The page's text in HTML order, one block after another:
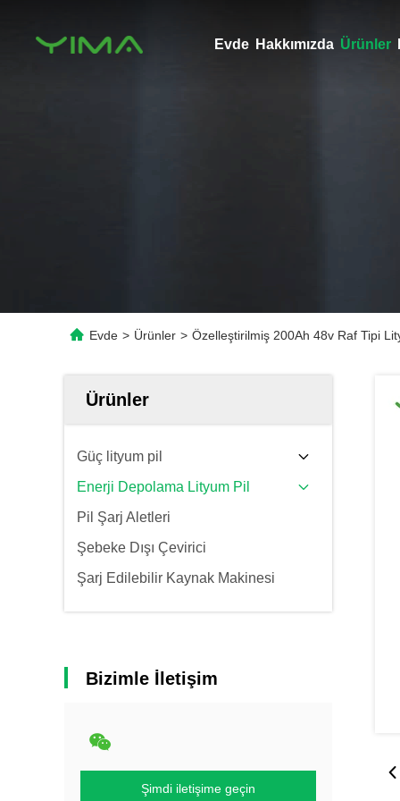
Evde Hakkımızda Ürünler
Evde > Ürünler > Özelleştirilmiş 200Ah 48v Raf Tipi
Ürünler
Güç lityum pil
Enerji Depolama Lityum Pil
Pil Şarj Aletleri
Şebeke Dışı Çevirici
Şarj Edilebilir Kaynak Makinesi
Bizimle İletişim
Şimdi iletişime geçin